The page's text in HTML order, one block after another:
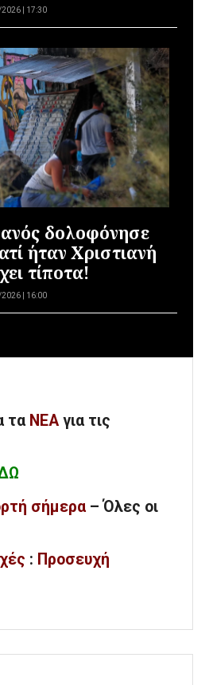
| 17:30
δολοφόνησε
ήταν Χριστιανή
τίποτα!
| 16:00
τα ΝΕΑ για τις
σήμερα – Όλες οι
: Προσευχή